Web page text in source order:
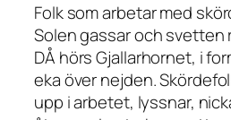
Folk som arbetar med
Solen gassar och svetten
DÅ hörs Gjallarhornet, i
eka över nejden.
upp i arbetet, lyssnar,